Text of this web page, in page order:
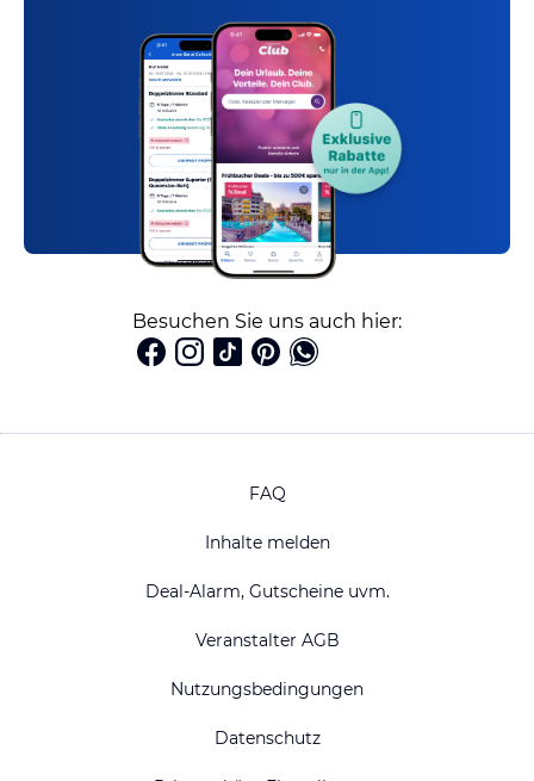
Besuchen Sie uns auch hier:
FAQ
Inhalte melden
Deal-Alarm, Gutscheine uvm.
Veranstalter AGB
Nutzungsbedingungen
Datenschutz